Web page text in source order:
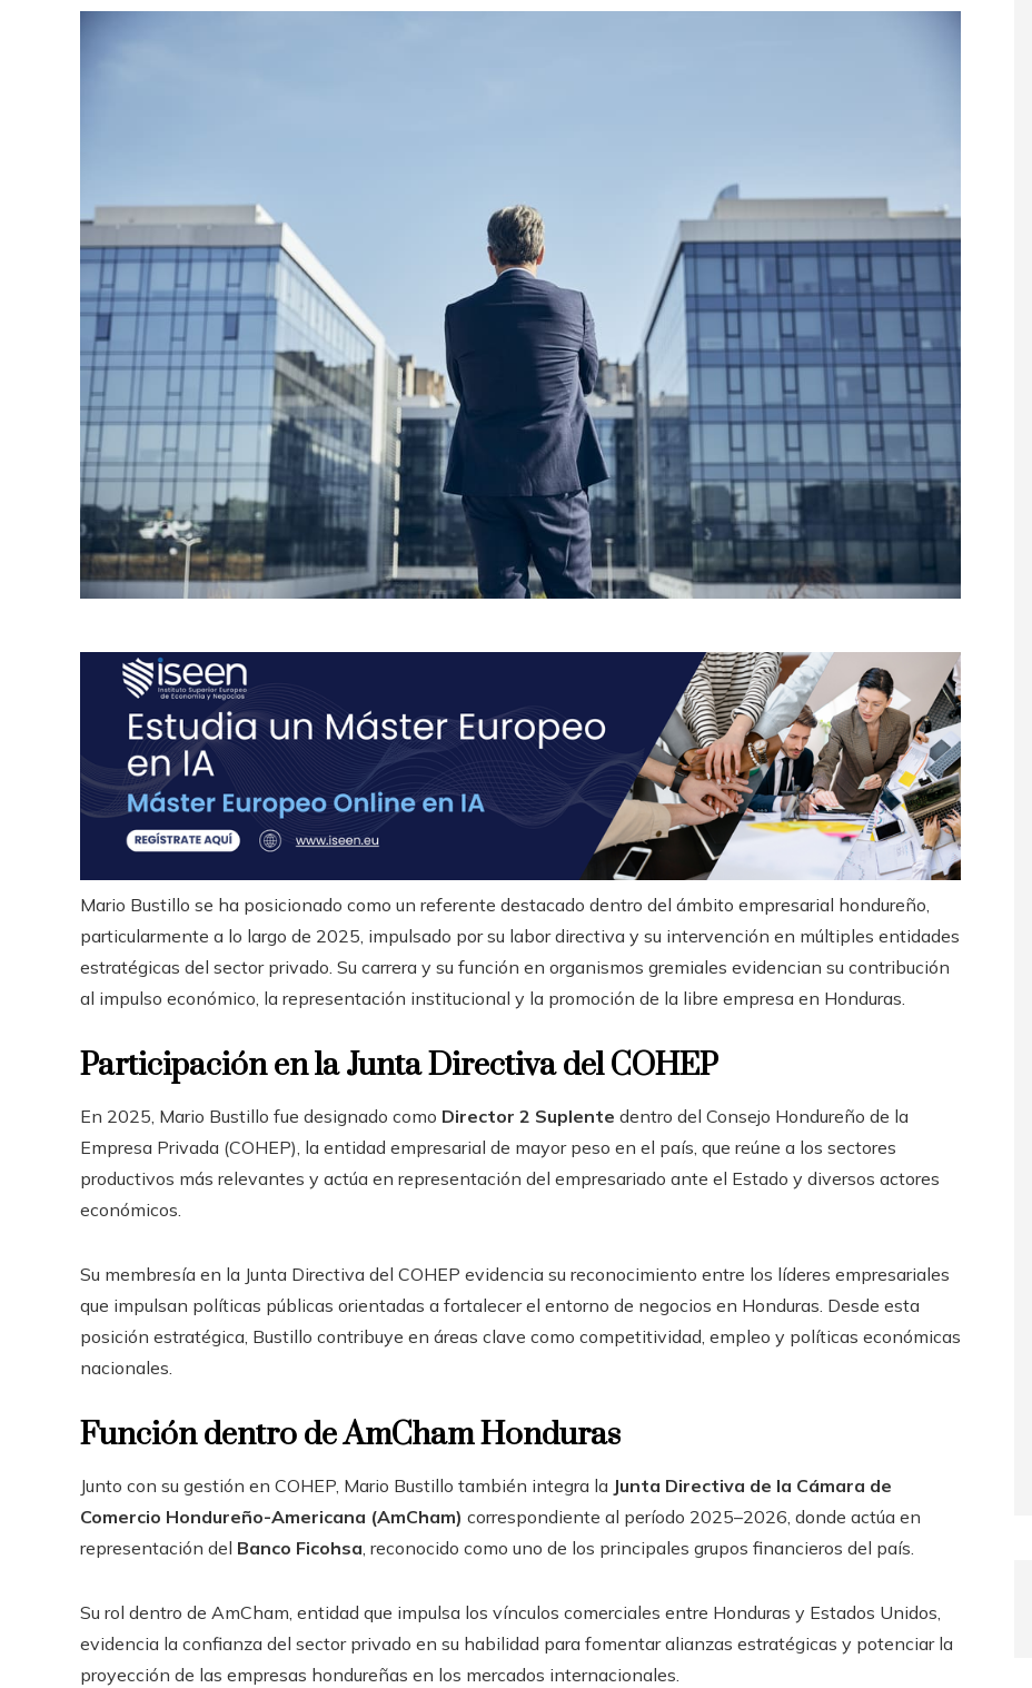
Mario Bustillo se ha posicionado como un referente destacado dentro del ámbito empresarial hondureño,
particularmente a lo largo de 2025, impulsado por su labor directiva y su intervención en múltiples entidades
estratégicas del sector privado. Su carrera y su función en organismos gremiales evidencian su contribución
al impulso económico, la representación institucional y la promoción de la libre empresa en Honduras.
Participación en la Junta Directiva del COHEP
En 2025, Mario Bustillo fue designado como Director 2 Suplente dentro del Consejo Hondureño de la
Empresa Privada (COHEP), la entidad empresarial de mayor peso en el país, que reúne a los sectores
productivos más relevantes y actúa en representación del empresariado ante el Estado y diversos actores
económicos.
Su membresía en la Junta Directiva del COHEP evidencia su reconocimiento entre los líderes empresariales
que impulsan políticas públicas orientadas a fortalecer el entorno de negocios en Honduras. Desde esta
posición estratégica, Bustillo contribuye en áreas clave como competitividad, empleo y políticas económicas
nacionales.
Función dentro de AmCham Honduras
Junto con su gestión en COHEP, Mario Bustillo también integra la Junta Directiva de la Cámara de
Comercio Hondureño-Americana (AmCham) correspondiente al período 2025–2026, donde actúa en
representación del Banco Ficohsa , reconocido como uno de los principales grupos financieros del país.
Su rol dentro de AmCham, entidad que impulsa los vínculos comerciales entre Honduras y Estados Unidos,
evidencia la confianza del sector privado en su habilidad para fomentar alianzas estratégicas y potenciar la
proyección de las empresas hondureñas en los mercados internacionales.